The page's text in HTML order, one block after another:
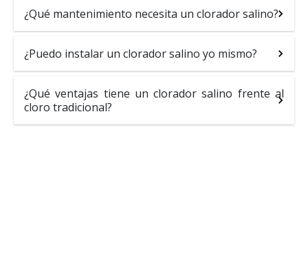
¿Qué mantenimiento necesita un clorador salino?
¿Puedo instalar un clorador salino yo mismo?
¿Qué ventajas tiene un clorador salino frente al
cloro tradicional?